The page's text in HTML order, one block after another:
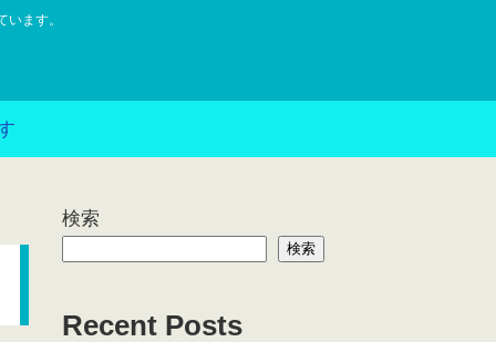
ます。
検索
検索
Recent Posts